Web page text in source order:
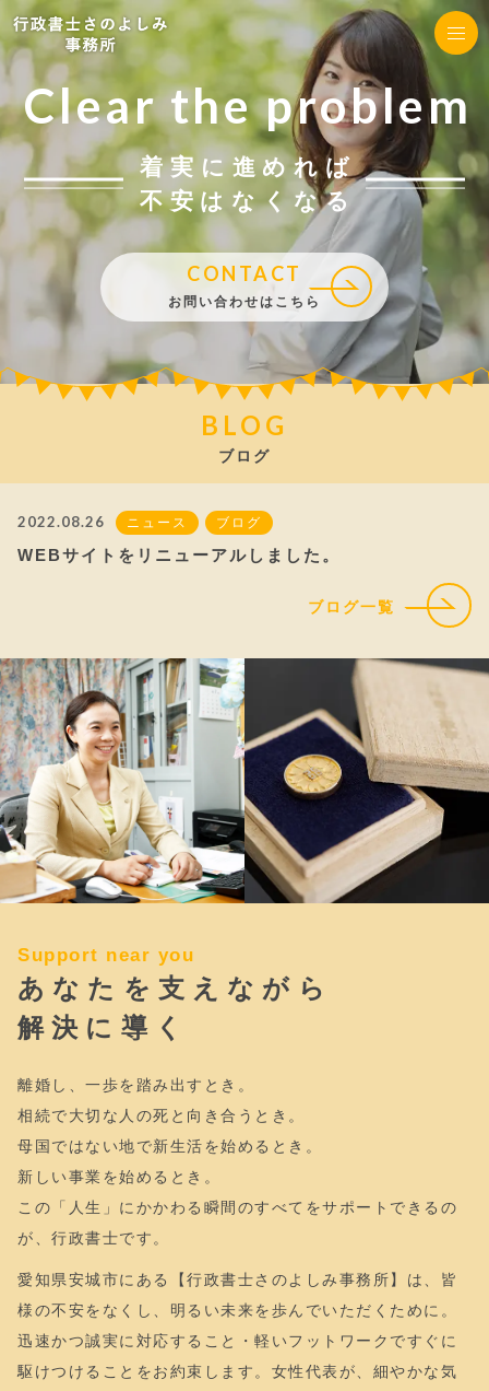
Clear the problem
着実に進めれば
不安はなくなる
CONTACT
お問い合わせはこちら
BLOG
ブログ
2022.08.26 ニュース ブログ
WEBサイトをリニューアルしました。
ブログ一覧
Support near you
あなたを支えながら
解決に導く
離婚し、一歩を踏み出すとき。
相続で大切な人の死と向き合うとき。
母国ではない地で新生活を始めるとき。
新しい事業を始めるとき。
この「人生」にかかわる瞬間のすべてをサポートできるの
が、行政書士です。
愛知県安城市にある【行政書士さのよしみ事務所】は、皆
様の不安をなくし、明るい未来を歩んでいただくために。
迅速かつ誠実に対応すること・軽いフットワークですぐに
駆けつけることをお約束します。女性代表が、細やかな気